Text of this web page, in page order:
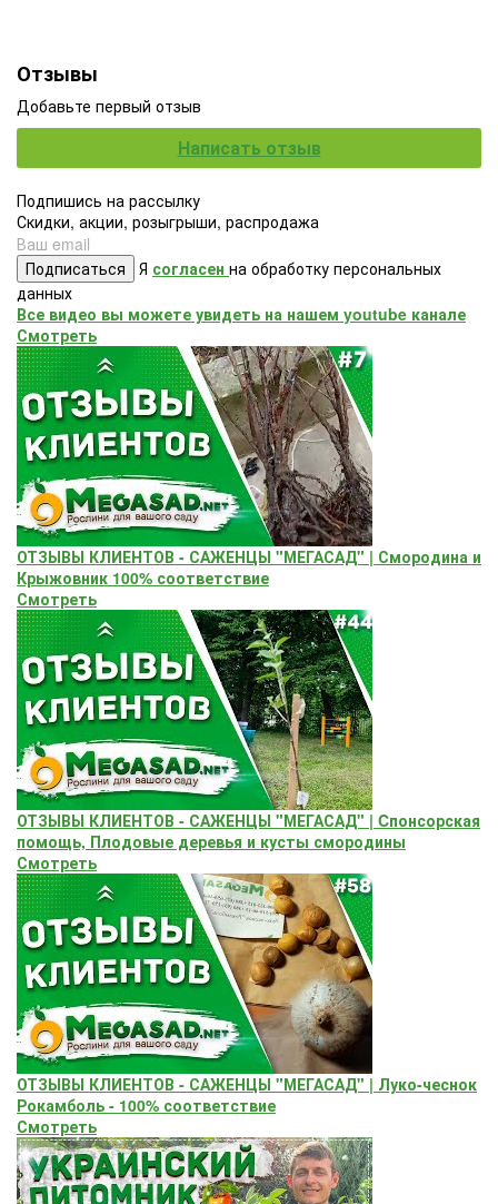
Отзывы
Добавьте первый отзыв
Написать отзыв
Подпишись на рассылку
Скидки, акции, розыгрыши, распродажа
Подписаться Я согласен на обработку персональных
данных
Все видео вы можете увидеть на нашем youtube канале
Смотреть
ОТЗЫВЫ КЛИЕНТОВ - САЖЕНЦЫ "МЕГАСАД" | Смородина и
Крыжовник 100% соответствие
Смотреть
ОТЗЫВЫ КЛИЕНТОВ - САЖЕНЦЫ "МЕГАСАД" | Cпонсорская
помощь, Плодовые деревья и кусты смородины
Смотреть
ОТЗЫВЫ КЛИЕНТОВ - САЖЕНЦЫ "МЕГАСАД" | Луко-чеснок
Рокамболь - 100% соответствие
Смотреть